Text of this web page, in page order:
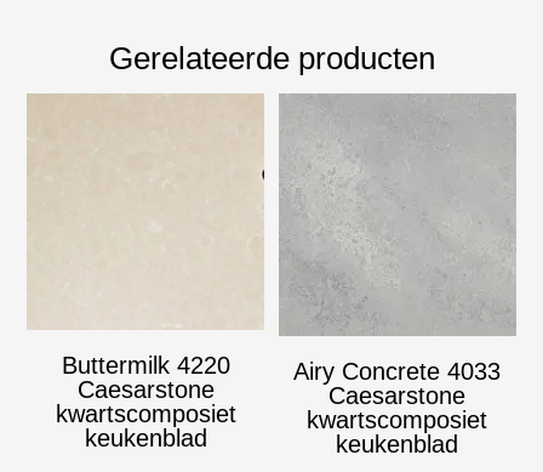
Gerelateerde producten
Buttermilk 4220
Caesarstone
kwartscomposiet
keukenblad
Airy Concrete 4033
Caesarstone
kwartscomposiet
keukenblad